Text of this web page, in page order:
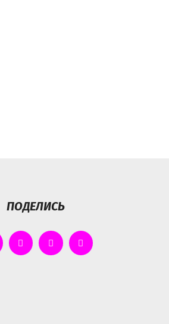
ПОДЕЛИСЬ